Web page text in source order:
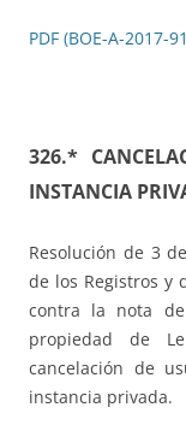
PDF (BOE-A-2017-
326.*
INSTANCIA
Resolución de 3
de los Registros y
contra la nota
propiedad de
cancelación de
instancia privada.